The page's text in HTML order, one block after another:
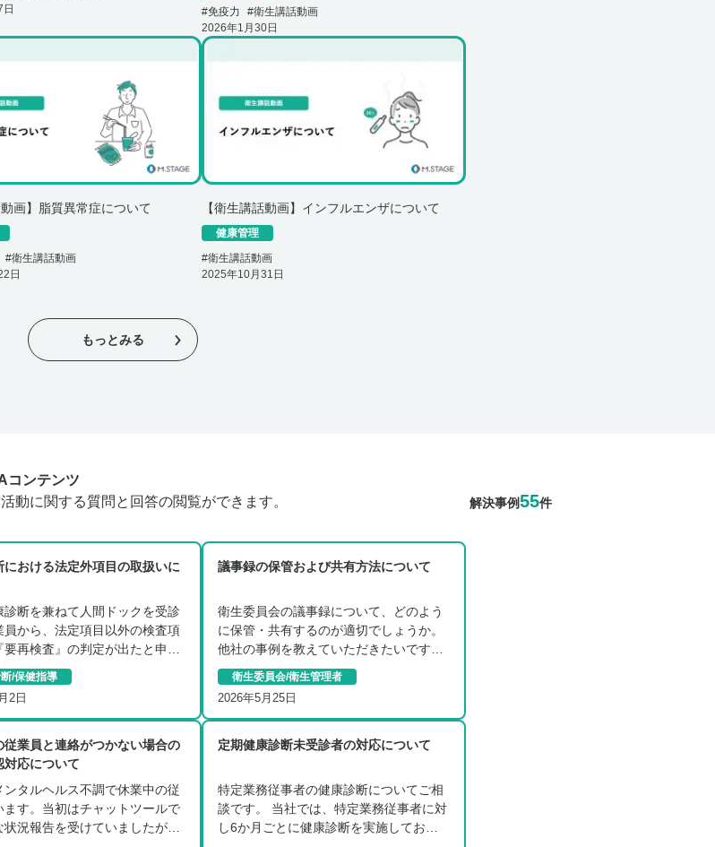
#免疫力 #衛生講話動画
2026年1月30日
動画】脂質異常症について
#衛生講話動画
日
【衛生講話動画】インフルエンザについて
健康管理
#衛生講話動画
2025年10月31日
もっとみる
コンテンツ
動に関する質問と回答の閲覧ができます。
解決事例55件
における法定外項目の取扱いに
診断を兼ねて人間ドックを受診
員から、法定項目以外の検査項
要再検査』の判定が出たと申告
/保健指導
2日
議事録の保管および共有方法について
衛生委員会の議事録について、どのよう
に保管・共有するのが適切でしょうか。
他社の事例を教えていただきたいです。
…
衛生委員会/衛生管理者
2026年5月25日
従業員と連絡がつかない場合の
対応について
ンタルヘルス不調で休業中の従
ます。当初はチャットツールで
状況報告を受けていましたが、
定期健康診断未受診者の対応について
特定業務従事者の健康診断についてご相
談です。 当社では、特定業務従事者に対
し6か月ごとに健康診断を実施してお